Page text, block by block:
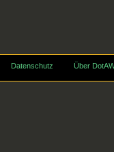
Datenschutz Über